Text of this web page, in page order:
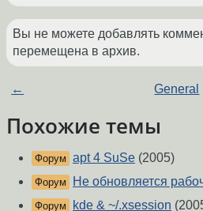
Вы не можете добавлять
перемещена в архив.
← General
Похожие темы
Форум apt 4 SuSe (2005)
Форум Не обновляется
Форум kde & ~/.xsession